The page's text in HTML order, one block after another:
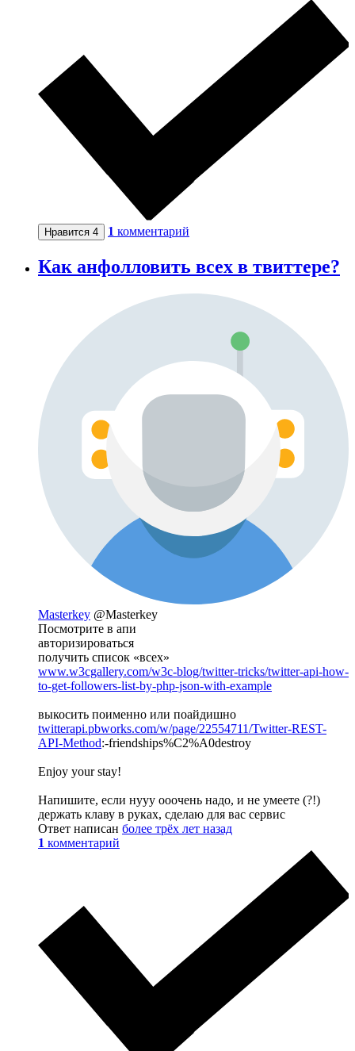
Нравится 4 1 комментарий
Как анфолловить всех в твиттере?
Masterkey @Masterkey
Посмотрите в апи
авторизироваться
получить список «всех»
www.w3cgallery.com/w3c-blog/twitter-tricks/twitter-api-how-
to-get-followers-list-by-php-json-with-example
выкосить поименно или поайдишно
twitterapi.pbworks.com/w/page/22554711/Twitter-REST-
API-Method:-friendships%C2%A0destroy
Enjoy your stay!
Напишите, если нууу ооочень надо, и не умеете (?!)
держать клаву в руках, сделаю для вас сервис
Ответ написан более трёх лет назад
1 комментарий